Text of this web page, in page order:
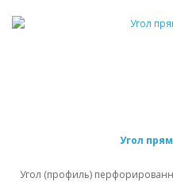
Угол
Угол (профиль)